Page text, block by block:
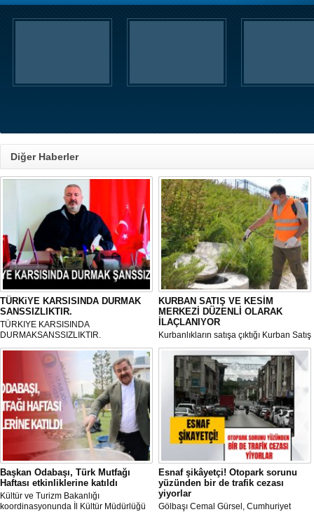
Diğer Haberler
TÜRKiYE KARSISINDA DURMAK
SANSSIZLIKTIR.
TÜRKIYE KARSISINDA
DURMAKSANSSIZLIKTIR.
KURBAN SATIŞ VE KESİM
MERKEZİ DÜZENLİ OLARAK
İLAÇLANIYOR
Kurbanlıkların satışa çıktığı Kurban Satış
ve Kesim Merkezi, haşere ve
mikropların önüne geçilmesi amacıyla
her gün Gölbaşı Belediyesi ekipleri
tarafından düzenli olarak ilaçlanıyor.
Başkan Odabaşı, Türk Mutfağı
Haftası etkinliklerine katıldı
Kültür ve Turizm Bakanlığı
koordinasyonunda İl Kültür Müdürlüğü
Esnaf şikâyetçi! Otopark sorunu
yüzünden bir de trafik cezası
yiyorlar
Gölbaşı Cemal Gürsel, Cumhuriyet